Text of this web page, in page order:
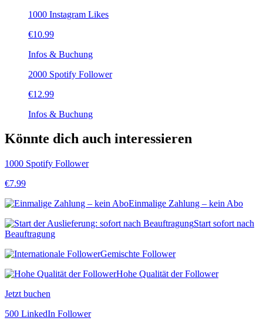
1000 Instagram Likes
€10.99
Infos & Buchung
2000 Spotify Follower
€12.99
Infos & Buchung
Könnte dich auch interessieren
1000 Spotify Follower
€7.99
Einmalige Zahlung – kein Abo
Start sofort nach
Beauftragung
Gemischte Follower
Hohe Qualität der Follower
Jetzt buchen
500 LinkedIn Follower